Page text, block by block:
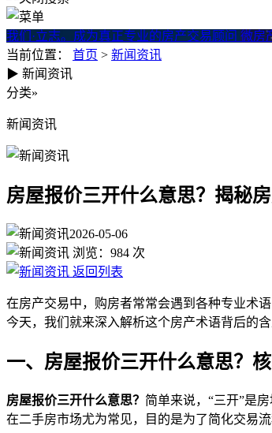
我们·立志。成为真正专业的房产交易顾问 微房
当前位置： 首页 > 新闻资讯
房屋报价三开什么意思
▶ 新闻资讯
分类»
新闻资讯
房屋报价三开什么意思？揭秘
2026-05-06
浏览： 984 次
返回列表
在房产交易中，购房者常常会遇到各种专业术
今天，我们就来深入解析这个房产术语背后的
一、房屋报价三开什么意思？
房屋报价三开什么意思？ 简单来说，“三开”是
在二手房市场尤为常见，目的是为了简化交易